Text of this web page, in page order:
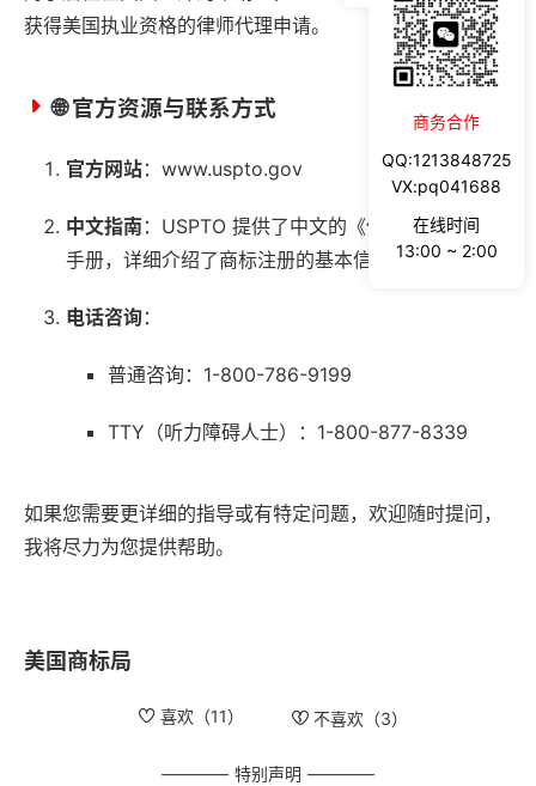
获得美国执业资格的律师代理申请。
🌐 官方资源与联系方式
官方网站： www.uspto.gov
中文指南 ：USPTO 提供了中文的《保护您的商标》
手册，详细介绍了商标注册的基本信息和流程。
电话咨询：
普通咨询：1-800-786-9199
TTY（听力障碍人士）：1-800-877-8339
如果您需要更详细的指导或有特定问题，欢迎随时提问，
我将尽力为您提供帮助。
美国商标局
喜欢（11） 不喜欢（3）
特别声明
商务合作
QQ:1213848725
VX:pq041688
在线时间
13:00 ~ 2:00